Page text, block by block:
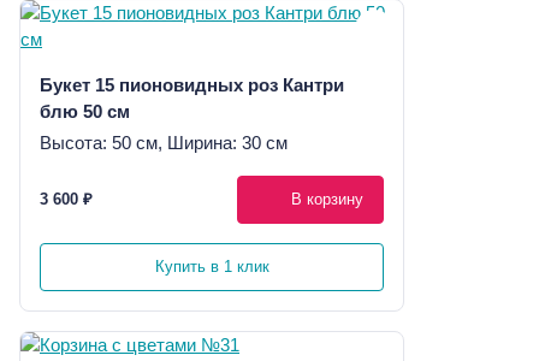
Букет 15 пионовидных роз Кантри
блю 50 см
Высота: 50 см, Ширина: 30 см
3 600 ₽ В корзину
Купить в 1 клик